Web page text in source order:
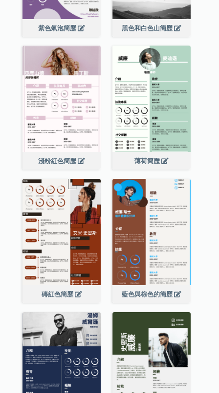
紫色氣泡簡歷 黑色和白色山簡歷
淺粉紅色簡歷 薄荷簡歷
磚紅色簡歷 藍色與棕色的簡歷